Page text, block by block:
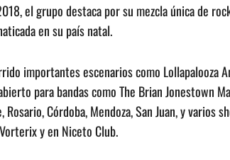
el grupo destaca por su mezcla única de
en su país natal.
importantes escenarios como Lollapalooza
para bandas como The Brian Jonestown
Córdoba, Mendoza, San Juan, y varios
y en Niceto Club.